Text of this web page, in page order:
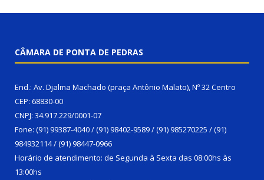
CÂMARA DE PONTA DE PEDRAS
End.: Av. Djalma Machado (praça Antônio Malato), Nº 32 Centro
CEP: 68830-00
CNPJ: 34.917.229/0001-07
Fone: (91) 99387-4040 / (91) 98402-9589 / (91) 985270225 / (91)
984932114 / (91) 98447-0966
Horário de atendimento: de Segunda à Sexta das 08:00hs às
13:00hs